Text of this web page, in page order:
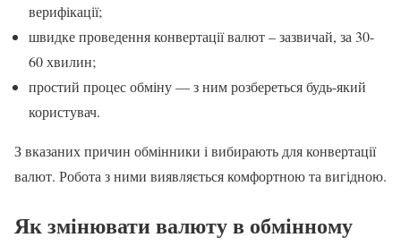
верифікації;
швидке проведення конвертації валют – зазвичай, за 30-
60 хвилин;
простий процес обміну — з ним розбереться будь-який
користувач.
З вказаних причин обмінники і вибирають для конвертації
валют. Робота з ними виявляється комфортною та вигідною.
Як змінювати валюту в обмінному